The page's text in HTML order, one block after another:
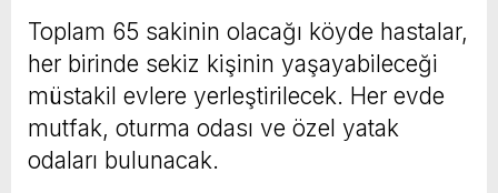
Toplam 65 sakinin olacağı köyde hastalar,
her birinde sekiz kişinin yaşayabileceği
müstakil evlere yerleştirilecek. Her evde
mutfak, oturma odası ve özel yatak
odaları bulunacak.